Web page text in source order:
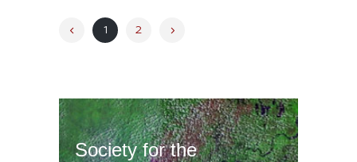
1 2
Society for the